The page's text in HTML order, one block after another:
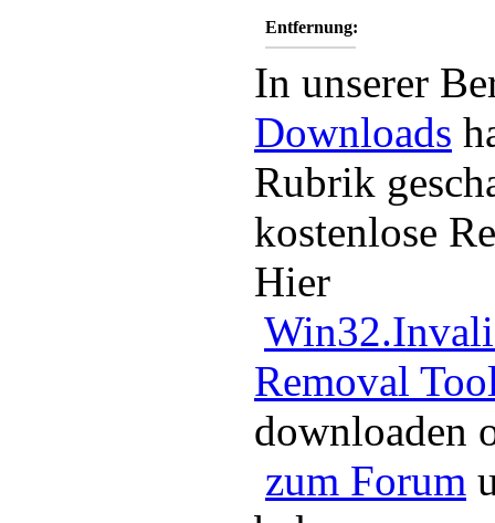
Entfernung:
In unserer
Downloads
Rubrik
kostenlose
Hier
Removal
downloaden
zum Forum